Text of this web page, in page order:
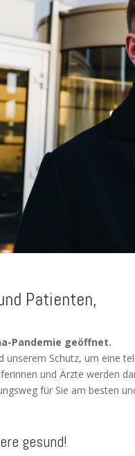
Patienten,
Pandemie geöffnet.
unserem Schutz, um eine
und Ärzte werden
für Sie am besten
gesund!